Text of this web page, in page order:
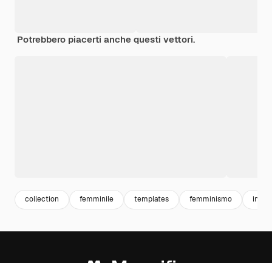
Potrebbero piacerti anche questi vettori.
collection femminile templates femminismo